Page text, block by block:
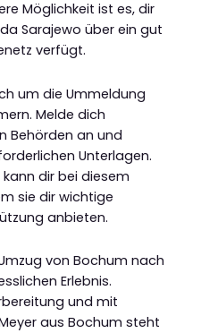
Möglichkeit ist es, dir
Sarajewo über ein gut
verfügt.
um die Ummeldung
Melde dich
Behörden an und
Unterlagen.
dir bei diesem
sie dir wichtige
anbieten.
von Bochum nach
Erlebnis.
und mit
aus Bochum steht